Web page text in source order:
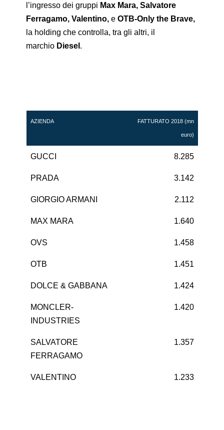
l’ingresso dei gruppi Max Mara, Salvatore
Ferragamo, Valentino,eOTB-Only the Brave,
la holding che controlla, tra gli altri, il
marchio Diesel .
AZIENDA FATTURATO 2018 (mn
euro)
GUCCI 8.285
PRADA 3.142
GIORGIO ARMANI 2.112
MAX MARA 1.640
OVS 1.458
OTB 1.451
DOLCE & GABBANA 1.424
MONCLER-
INDUSTRIES
1.420
SALVATORE
FERRAGAMO
1.357
VALENTINO 1.233